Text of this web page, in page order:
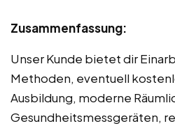
Zusammenfassung:
Unser Kunde bietet dir
Methoden, eventuell
Ausbildung, moderne
Gesundheitsmessgeräten,